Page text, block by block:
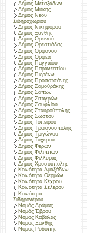
Δήμος Μεταξάδων
Δήμος Μύκης
Δήμος Νέου
Σιδηροχωρίου
Δήμος Νικηφόρου
Δήμος Ξάνθης
Δήμος Ορεινού
Δήμος Ορεστιάδας
Δήμος Ορφανού
Δήμος Ορφέα
Δήμος Παγγαίου
Δήμος Παρανεστίου
Δήμος Πιερέων
Δήμος Προσοτσάνης
Δήμος Σαμοθράκης
Δήμος Σαπών
Δήμος Σιταγρών
Δήμος Σουφλίου
Δήμος Σταυρούπολης
Δήμος Σώστου
Δήμος Τοπείρου
Δήμος Τραϊανούπολης
Δήμος Τριγώνου
Δήμος Τυχερού
Δήμος Φερών
Δήμος Φιλίππων
Δήμος Φιλλύρας
Δήμος Χρυσούπολης
Κοινότητα Αμαξάδων
Κοινότητα Θερμών
Κοινότητα Κέχρου
Κοινότητα Σελέρου
Κοινότητα
Σιδηρονέρου
Νομός Δράμας
Νομός Έβρου
Νομός Καβάλας
Νομός Ξάνθης
Νομός Ροδόπης